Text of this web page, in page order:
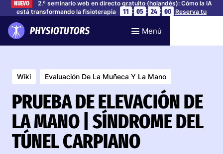
NUEVO
2.º seminario web en directo gratuito (holandés): Cómo la IA
está transformando la fisioterapia
11 : 05 : 24 : 00 Reserva tu
Menú
Wiki Evaluación De La Muñeca Y La Mano
PRUEBA DE ELEVACIÓN DE
LA MANO | SÍNDROME DEL
TÚNEL CARPIANO